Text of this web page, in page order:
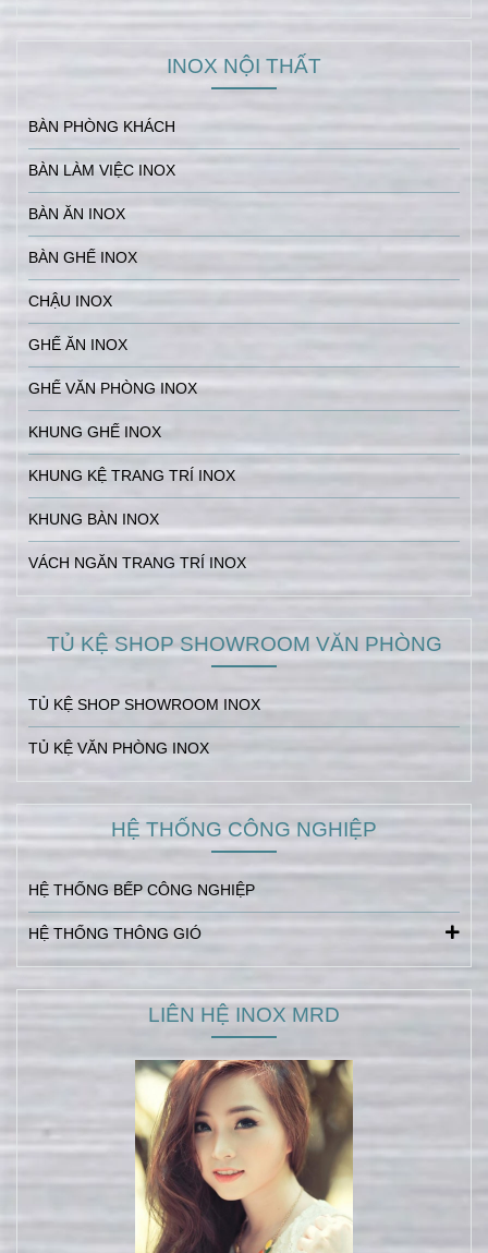
INOX NỘI THẤT
BÀN PHÒNG KHÁCH
BÀN LÀM VIỆC INOX
BÀN ĂN INOX
BÀN GHẾ INOX
CHẬU INOX
GHẾ ĂN INOX
GHẾ VĂN PHÒNG INOX
KHUNG GHẾ INOX
KHUNG KỆ TRANG TRÍ INOX
KHUNG BÀN INOX
VÁCH NGĂN TRANG TRÍ INOX
TỦ KỆ SHOP SHOWROOM VĂN PHÒNG
TỦ KỆ SHOP SHOWROOM INOX
TỦ KỆ VĂN PHÒNG INOX
HỆ THỐNG CÔNG NGHIỆP
HỆ THỐNG BẾP CÔNG NGHIỆP
HỆ THỐNG THÔNG GIÓ
LIÊN HỆ INOX MRD